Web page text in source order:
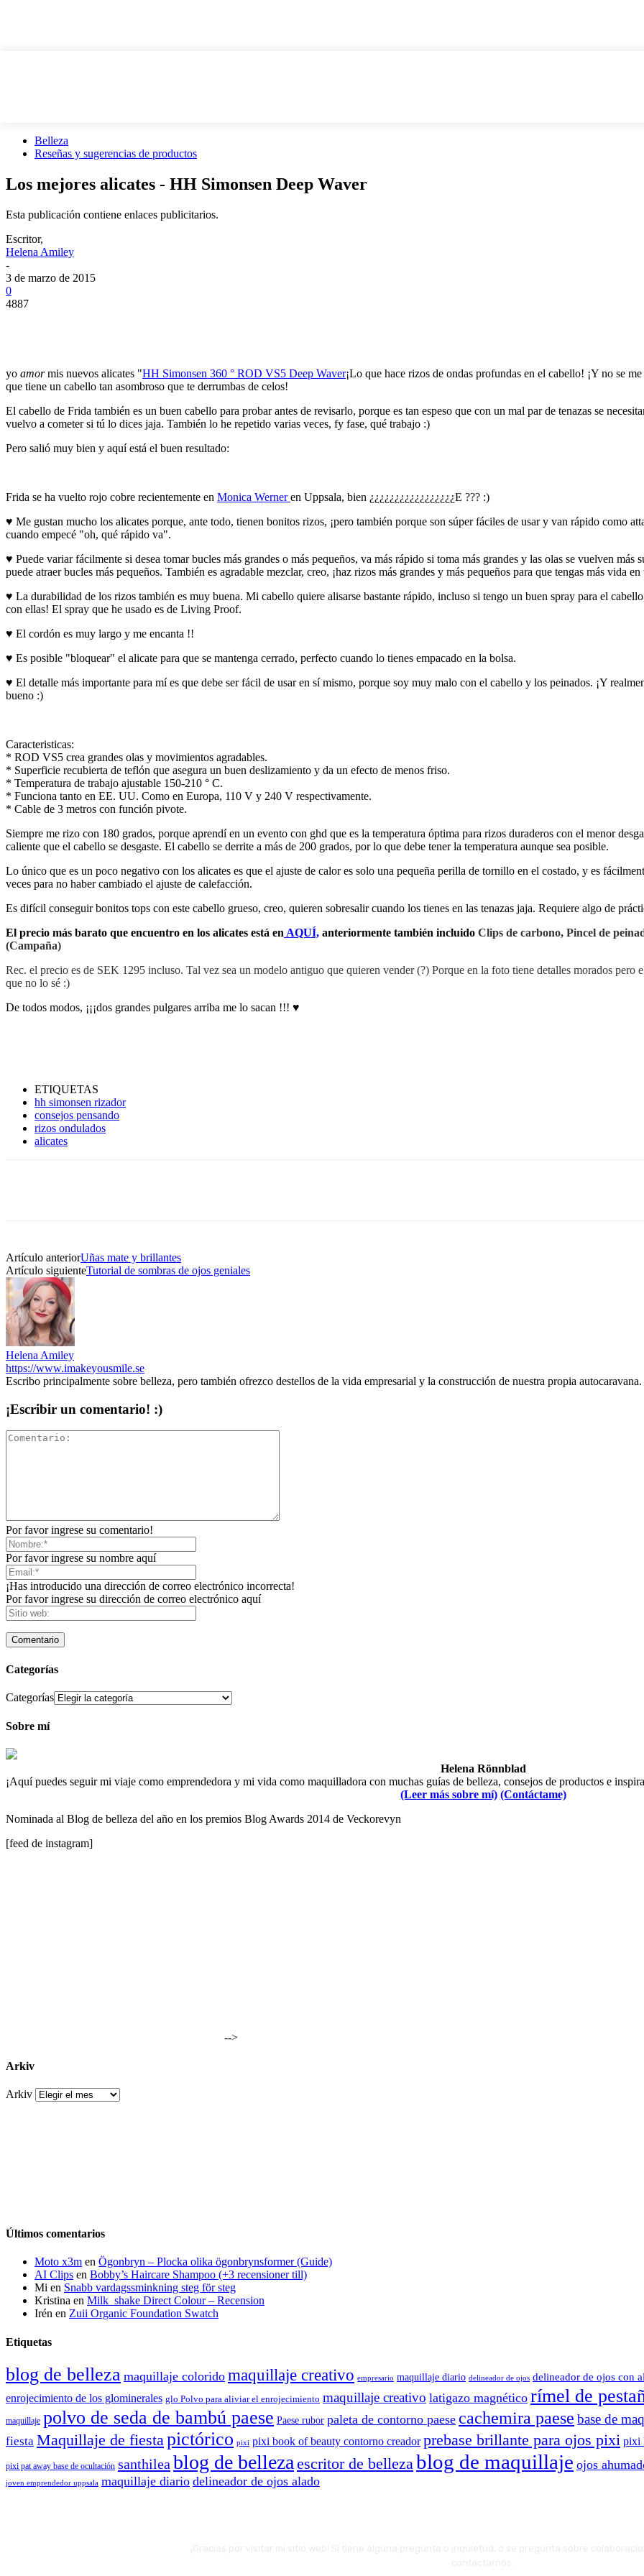
Belleza
Reseñas y sugerencias de productos
Los mejores alicates - HH Simonsen Deep Waver
Esta publicación contiene enlaces publicitarios.
Escritor,
Helena Amiley
-
3 de marzo de 2015
0
4887
yo amormis nuevos alicates "HH Simonsen 360 ° ROD VS5 Deep Waver¡Lo que hace rizos de ondas profundas en el cabello! ¡Y no se
que tiene un cabello tan asombroso que te derrumbas de celos!
El cabello de Frida también es un buen cabello para probar antes de revisarlo, porque es tan espeso que con un mal par de tenazas se
vuelvo a cometer si tú lo dices jaja. También lo he repetido varias veces, fy fase, qué trabajo :)
Pero salió muy bien y aquí está el buen resultado:
Frida se ha vuelto rojo cobre recientemente en Monica Werneren Uppsala, bien ¿¿¿¿¿¿¿¿¿¿¿¿¿¿¿¿¿E ??? :)
♥ Me gustan mucho los alicates porque, ante todo, tienen bonitos rizos, ¡pero también porque son súper fáciles de usar y van rápido como
cuando empecé "oh, qué rápido va".
♥ Puede variar fácilmente si desea tomar bucles más grandes o más pequeños, va más rápido si toma más grandes y las olas se vuelven más
puede atraer bucles más pequeños. También es agradable mezclar, creo, ¡haz rizos más grandes y más pequeños para que tengas más vida
♥ La durabilidad de los rizos también es muy buena. Mi cabello quiere alisarse bastante rápido, incluso si tengo un buen spray para el
con ellas! El spray que he usado es de Living Proof.
♥ El cordón es muy largo y me encanta !!
♥ Es posible "bloquear" el alicate para que se mantenga cerrado, perfecto cuando lo tienes empacado en la bolsa.
♥ El detalle más importante para mí es que debe ser fácil de usar en sí mismo, porque soy muy malo con el cabello y los peinados. ¡Y
bueno :)
Caracteristicas:
* ROD VS5 crea grandes olas y movimientos agradables.
* Superficie recubierta de teflón que asegura un buen deslizamiento y da un efecto de menos friso.
* Temperatura de trabajo ajustable 150-210 ° C.
* Funciona tanto en EE. UU. Como en Europa, 110 V y 240 V respectivamente.
* Cable de 3 metros con función pivote.
Siempre me rizo con 180 grados, porque aprendí en un evento con ghd que es la temperatura óptima para rizos duraderos con el menor
caliente que el cabello se desgaste. El cabello se derrite a más de 200 grados, por lo que debe tener la temperatura aunque sea posible.
Lo único que es un poco negativo con los alicates es que el ajuste de calor es solo una pequeña perilla de tornillo en el costado, y es
veces para no haber cambiado el ajuste de calefacción.
Es difícil conseguir bonitos tops con este cabello grueso, creo, quieren sobresalir cuando los tienes en las tenazas jaja. Requiere algo de
El precio más barato que encuentro en los alicates está en AQUÍ, anteriormente también incluido Clips de carbono, Pincel de
(Campaña)
Rec. el precio es de SEK 1295 incluso. Tal vez sea un modelo antiguo que quieren vender (?) Porque en la foto tiene detalles morados
que no lo sé :)
De todos modos, ¡¡¡dos grandes pulgares arriba me lo sacan !!! ♥
ETIQUETAS
hh simonsen rizador
consejos pensando
rizos ondulados
alicates
Artículo anteriorUñas mate y brillantes
Artículo siguienteTutorial de sombras de ojos geniales
Helena Amiley
https://www.imakeyousmile.se
Escribo principalmente sobre belleza, pero también ofrezco destellos de la vida empresarial y la construcción de nuestra propia
¡Escribir un comentario! :)
Por favor ingrese su comentario!
Por favor ingrese su nombre aquí
¡Has introducido una dirección de correo electrónico incorrecta!
Por favor ingrese su dirección de correo electrónico aquí
Categorías
Categorías
Sobre mí
Helena Rönnblad
¡Aquí puedes seguir mi viaje como emprendedora y mi vida como maquilladora con muchas guías de belleza, consejos de productos e
(Leer más sobre mí) (Contáctame)
Nominada al Blog de belleza del año en los premios Blog Awards 2014 de Veckorevyn
[feed de instagram]
-->
Arkiv
Arkiv
Últimos comentarios
Moto x3m en Ögonbryn – Plocka olika ögonbrynsformer (Guide)
AI Clips en Bobby’s Haircare Shampoo (+3 recensioner till)
Mi en Snabb vardagssminkning steg för steg
Kristina en Milk_shake Direct Colour – Recension
Irén en Zuii Organic Foundation Swatch
Etiquetas
blog de belleza maquillaje colorido maquillaje creativo empresario maquillaje diario delineador de ojos delineador de ojos con
enrojecimiento de los glominerales glo Polvo para aliviar el enrojecimiento maquillaje creativo latigazo magnético rímel de
maquillaje polvo de seda de bambú paese Paese rubor paleta de contorno paese cachemira paese base de
fiesta Maquillaje de fiestapictórico pixi pixi book of beauty contorno creador prebase brillante para ojos pixi pixi
pixi pat away base de ocultación santhilea blog de belleza escritor de belleza blog de maquillaje ojos
joven emprendedor uppsala maquillaje diario delineador de ojos alado